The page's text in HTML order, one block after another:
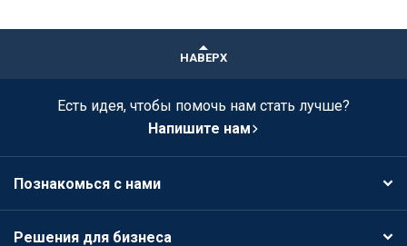
НАВЕРХ
Есть идея, чтобы помочь нам стать лучше?
Напишите нам
Познакомься с нами
Решения для бизнеса